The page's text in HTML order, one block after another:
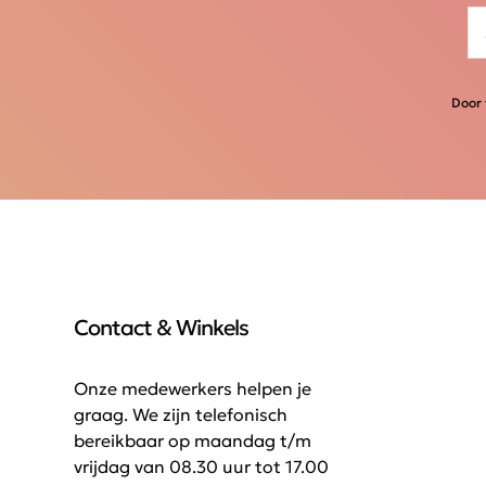
Door
Contact & Winkels
Onze medewerkers helpen je
graag. We zijn telefonisch
bereikbaar op maandag t/m
vrijdag van 08.30 uur tot 17.00